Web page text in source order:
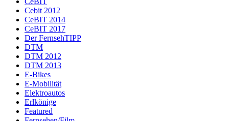
Cebit 2012
CeBIT 2014
CeBIT 2017
Der FernsehTIPP
DTM
DTM 2012
DTM 2013
E-Bikes
E-Mobilität
Elektroautos
Erlkönige
Featured